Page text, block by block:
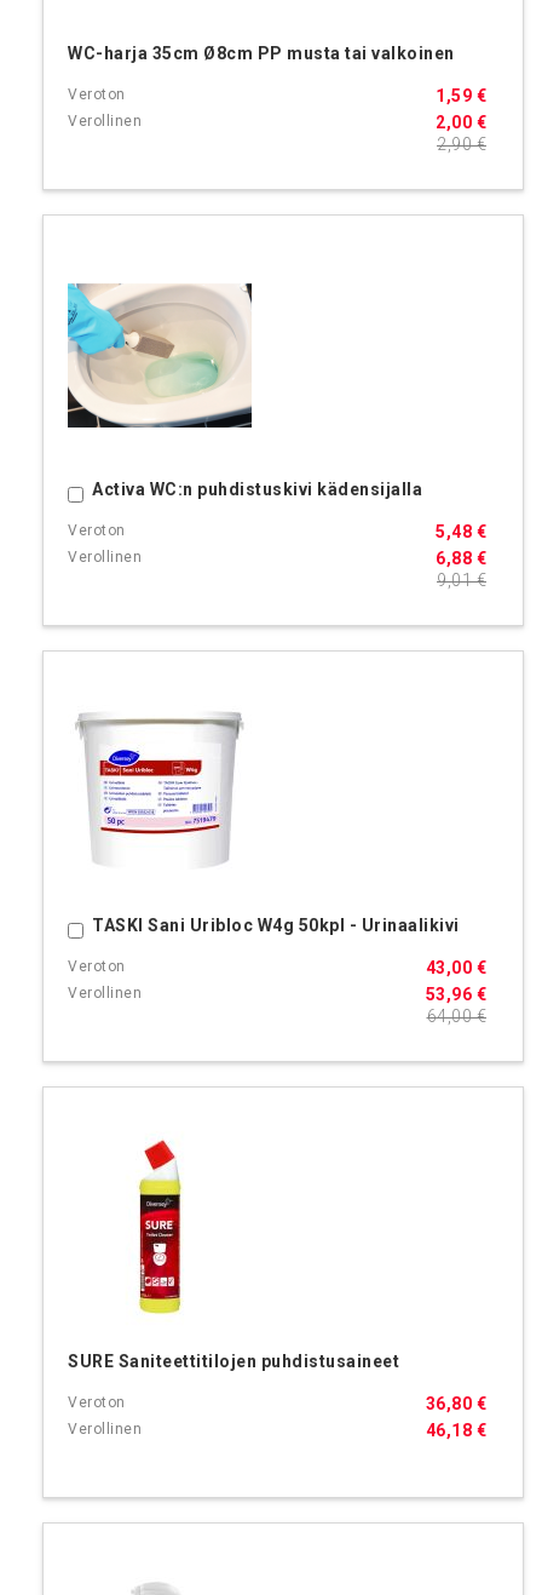
WC-harja 35cm Ø8cm PP musta tai valkoinen
2,00 €
1,59 €
2,90 €
Activa WC:n puhdistuskivi kädensijalla
6,88 €
5,48 €
9,01 €
Ostoskoriin
TASKI Sani Uribloc W4g 50kpl - Urinaalikivi
53,96 €
43,00 €
64,00 €
Ostoskoriin
SURE Saniteettitilojen puhdistusaineet
46,18 €
36,80 €